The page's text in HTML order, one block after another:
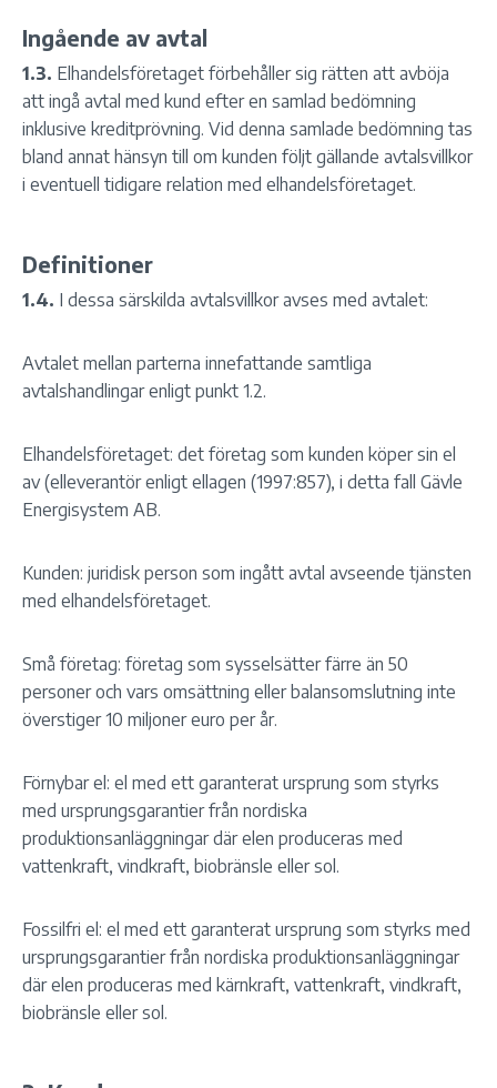
Ingående av avtal
1.3. Elhandelsföretaget förbehåller sig rätten att avböja
att ingå avtal med kund efter en samlad bedömning
inklusive kreditprövning. Vid denna samlade bedömning tas
bland annat hänsyn till om kunden följt gällande avtalsvillkor
i eventuell tidigare relation med elhandelsföretaget.
Definitioner
1.4. I dessa särskilda avtalsvillkor avses med avtalet:
Avtalet mellan parterna innefattande samtliga
avtalshandlingar enligt punkt 1.2.
Elhandelsföretaget: det företag som kunden köper sin el
av (elleverantör enligt ellagen (1997:857), i detta fall Gävle
Energisystem AB.
Kunden: juridisk person som ingått avtal avseende tjänsten
med elhandelsföretaget.
Små företag: företag som sysselsätter färre än 50
personer och vars omsättning eller balansomslutning inte
överstiger 10 miljoner euro per år.
Förnybar el: el med ett garanterat ursprung som styrks
med ursprungsgarantier från nordiska
produktionsanläggningar där elen produceras med
vattenkraft, vindkraft, biobränsle eller sol.
Fossilfri el: el med ett garanterat ursprung som styrks med
ursprungsgarantier från nordiska produktionsanläggningar
där elen produceras med kärnkraft, vattenkraft, vindkraft,
biobränsle eller sol.